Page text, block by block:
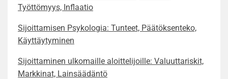
Työttömyys, Inflaatio
Sijoittamisen Psykologia: Tunteet, Päätöksenteko,
Käyttäytyminen
Sijoittaminen ulkomaille aloittelijoille: Valuuttariskit,
Markkinat, Lainsäädäntö